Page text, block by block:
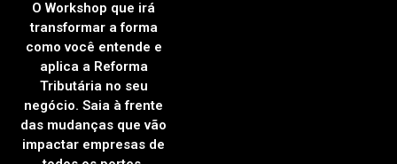
O Workshop que irá
transformar a forma
como você entende e
aplica a Reforma
Tributária no seu
negócio. Saia à frente
das mudanças que vão
impactar empresas de